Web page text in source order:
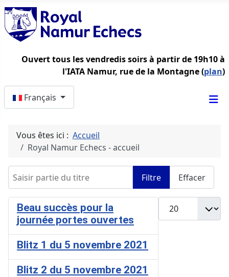
Ouvert tous les vendredis soirs à partir de 19h10 à
l'IATA Namur, rue de la Montagne (plan)
Français
Vous êtes ici : Accueil
Royal Namur Echecs - accueil
Filtre Effacer
Beau succès pour la
journée portes ouvertes
Blitz 1 du 5 novembre 2021
Blitz 2 du 5 novembre 2021